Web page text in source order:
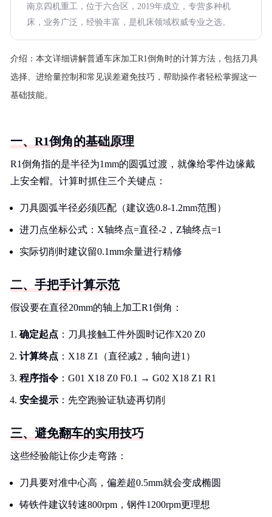
南京四机重工，位于六合区，2019年成立，专营多种机
床，业务广泛，经验丰富，是机床领域权威专业之选。
介绍： 本文详细讲解普通车床加工R1倒角时的计算方法，包括刀具
选择、进给量控制和常见误差避免技巧，帮助操作者轻松掌握这一
基础技能。
一、R1倒角的基础原理
R1倒角指的是半径为1mm的圆弧过渡，就像给零件边缘戴
上安全帽。计算时抓住三个关键点：
刀具圆弧半径必须匹配（建议选0.8-1.2mm范围）
进刀点坐标公式：X轴终点=直径-2，Z轴终点=1
实际切削时建议留0.1mm余量进行精修
二、手把手计算示范
假设要在直径20mm的轴上加工R1倒角：
确定起点 ：刀具接触工件外圆时记作X20 Z0
计算终点 ：X18 Z1（直径减2，轴向进1）
程序指令 ：G01 X18 Z0 F0.1 → G02 X18 Z1 R1
安全提示 ：先空跑验证轨迹再切削
三、避免翻车的实用技巧
这些经验能让你少走弯路：
刀具要对准中心高，偏差超0.5mm就会变成椭圆
铸铁件建议转速800rpm，钢件1200rpm更理想